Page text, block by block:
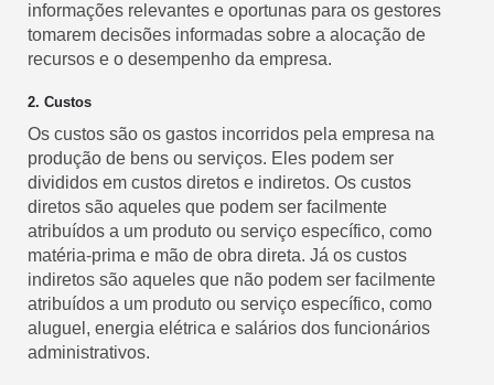
informações relevantes e oportunas para os gestores
tomarem decisões informadas sobre a alocação de
recursos e o desempenho da empresa.
2. Custos
Os custos são os gastos incorridos pela empresa na
produção de bens ou serviços. Eles podem ser
divididos em custos diretos e indiretos. Os custos
diretos são aqueles que podem ser facilmente
atribuídos a um produto ou serviço específico, como
matéria-prima e mão de obra direta. Já os custos
indiretos são aqueles que não podem ser facilmente
atribuídos a um produto ou serviço específico, como
aluguel, energia elétrica e salários dos funcionários
administrativos.